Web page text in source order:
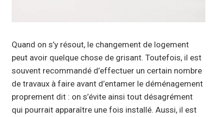
Quand on s’y résout, le changement de logement
peut avoir quelque chose de grisant. Toutefois, il est
souvent recommandé d’effectuer un certain nombre
de travaux à faire avant d’entamer le déménagement
proprement dit : on s’évite ainsi tout désagrément
qui pourrait apparaître une fois installé. Aussi, il est